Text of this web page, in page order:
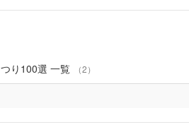
り100選 一覧 （2）